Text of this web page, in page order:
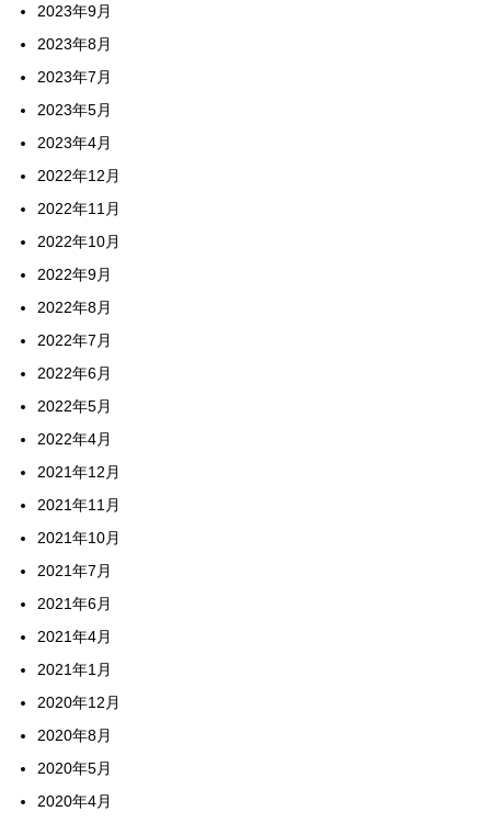
2023年9月
2023年8月
2023年7月
2023年5月
2023年4月
2022年12月
2022年11月
2022年10月
2022年9月
2022年8月
2022年7月
2022年6月
2022年5月
2022年4月
2021年12月
2021年11月
2021年10月
2021年7月
2021年6月
2021年4月
2021年1月
2020年12月
2020年8月
2020年5月
2020年4月